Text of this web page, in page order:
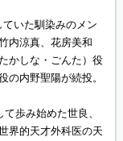
いた馴染みのメン
内涼真、花房美和
かしな・ごんた）役
の内野聖陽が続投。
歩み始めた世良、
界的天才外科医の天